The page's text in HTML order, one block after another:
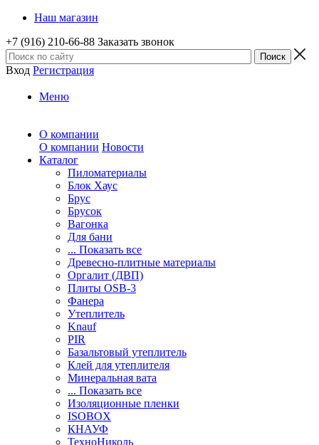
Наш магазин
+7 (916) 210-66-88 Заказать звонок
Вход Регистрация
Меню
О компании
О компании Новости
Каталог
Пиломатериалы
Блок Хаус
Брус
Брусок
Вагонка
Для бани
... Показать все
Древесно-плитные материалы
Оргалит (ДВП)
Плиты OSB-3
Фанера
Утеплитель
Knauf
PIR
Базальтовый утеплитель
Клей для утеплителя
Минеральная вата
... Показать все
Изоляционные пленки
ISOBOX
КНАУФ
ТехноНиколь